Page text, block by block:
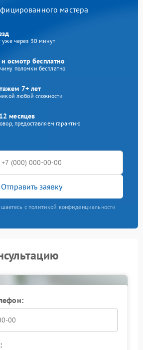
мастера
уже через 30 минут
осмотр бесплатно
поломки бесплатно
7+ лет
любой сложности
месяцев
предоставляем гарантию
Отправить заявку
с политикой конфиденциальности